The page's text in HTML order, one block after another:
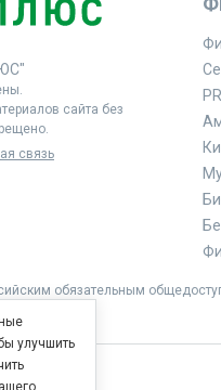
сайта без
связь
обязательным
улучшить